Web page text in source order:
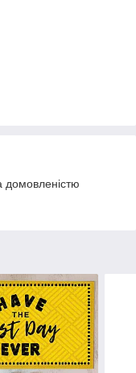
домовленістю